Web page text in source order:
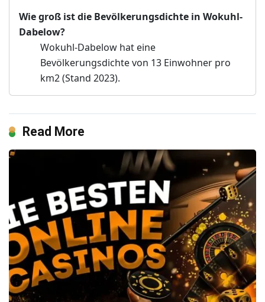
Wie groß ist die Bevölkerungsdichte in Wokuhl-
Dabelow?
Wokuhl-Dabelow hat eine
Bevölkerungsdichte von 13 Einwohner pro
km2 (Stand 2023).
Read More